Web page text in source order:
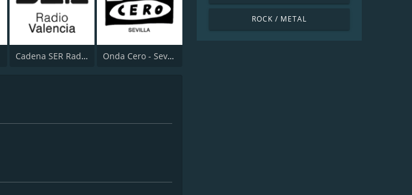
Cadena SER Radio Valencia Onda Cero - Sevilla
ROCK / METAL